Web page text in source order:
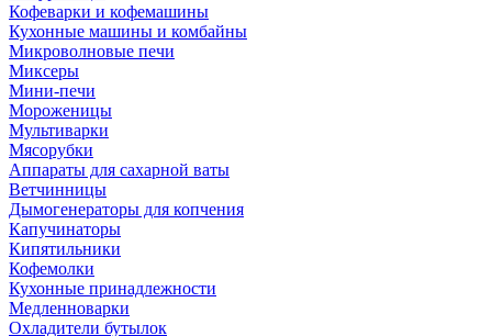
Кофеварки и кофемашины
Кухонные машины и комбайны
Микроволновые печи
Миксеры
Мини-печи
Мороженицы
Мультиварки
Мясорубки
Аппараты для сахарной ваты
Ветчинницы
Дымогенераторы для копчения
Капучинаторы
Кипятильники
Кофемолки
Кухонные принадлежности
Медленноварки
Охладители бутылок